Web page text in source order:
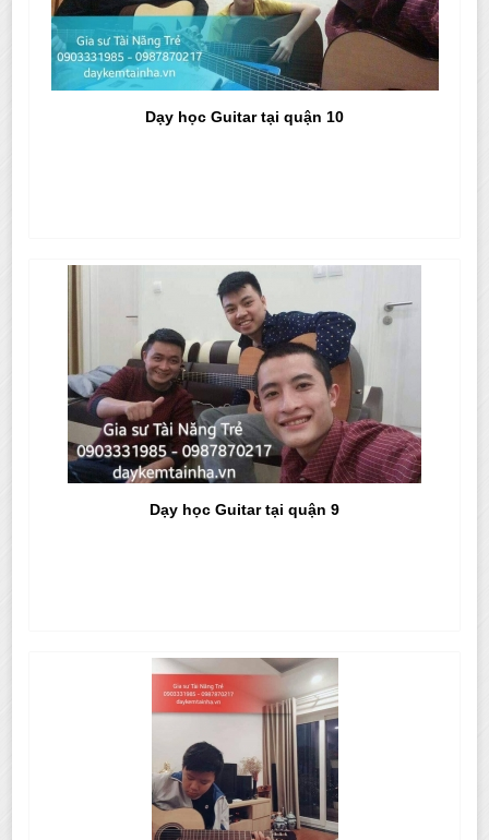
Dạy học Guitar tại quận 10
Dạy học Guitar tại quận 9